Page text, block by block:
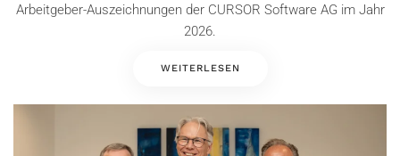
Arbeitgeber-Auszeichnungen der CURSOR Software AG im Jahr
2026.
WEITERLESEN